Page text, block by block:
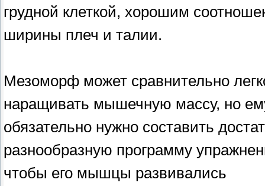
грудной клеткой, хорошим
ширины плеч и талии.
Мезоморф может сравнительно
наращивать мышечную массу, но
обязательно нужно составить
разнообразную программу
чтобы его мышцы развивались